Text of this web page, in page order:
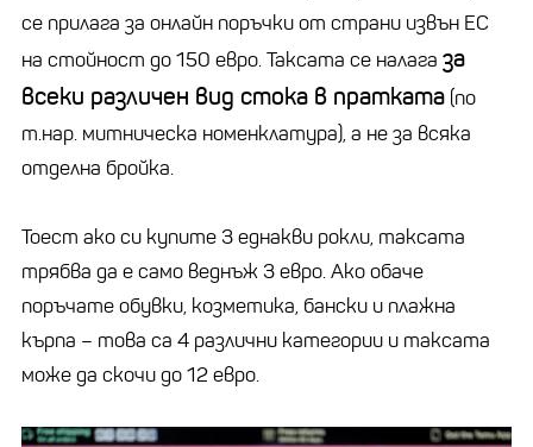
се прилага за онлайн поръчки от страни извън ЕС
на стойност до 150 евро. Таксата се налага за
всеки различен вид стока в пратката (по
т.нар. митническа номенклатура), а не за всяка
отделна бройка.
Тоест ако си купите 3 еднакви рокли, таксата
трябва да е само веднъж 3 евро. Ако обаче
поръчате обувки, козметика, бански и плажна
кърпа – това са 4 различни категории и таксата
може да скочи до 12 евро.